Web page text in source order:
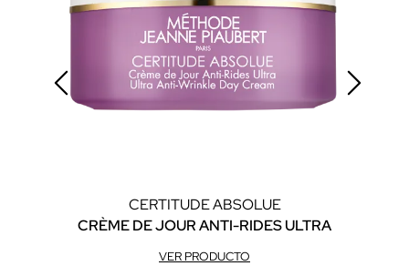
CERTITUDE ABSOLUE
CRÈME DE JOUR ANTI-RIDES ULTRA
VER PRODUCTO